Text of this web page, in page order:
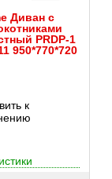
Диван с
PRDP-1
950*770*720
к